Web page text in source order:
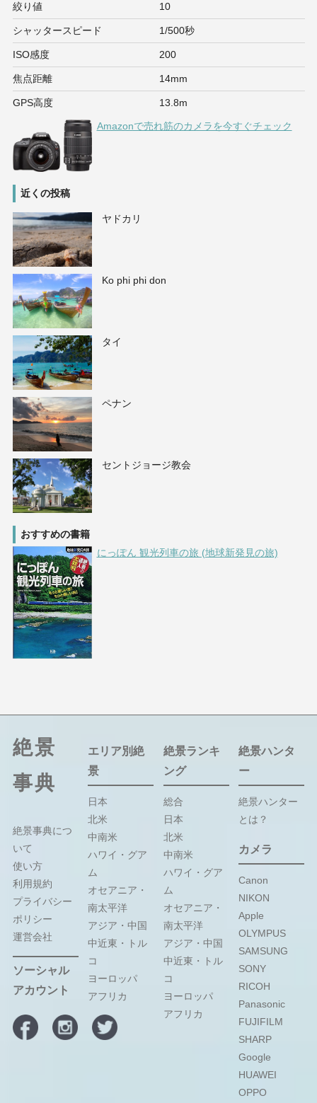
絞り値 10
シャッタースピード 1/500秒
ISO感度 200
焦点距離 14mm
GPS高度 13.8m
Amazonで売れ筋のカメラを今すぐチェック
近くの投稿
ヤドカリ
Ko phi phi don
タイ
ペナン
セントジョージ教会
おすすめの書籍
にっぽん 観光列車の旅 (地球新発見の旅)
絶景
事典
絶景事典につ
いて
使い方
利用規約
プライバシー
ポリシー
運営会社
ソーシャル
アカウント
エリア別絶
景
日本
北米
中南米
ハワイ・グア
ム
オセアニア・
南太平洋
アジア・中国
中近東・トル
コ
ヨーロッパ
アフリカ
絶景ランキ
ング
総合
日本
北米
中南米
ハワイ・グア
ム
オセアニア・
南太平洋
アジア・中国
中近東・トル
コ
ヨーロッパ
アフリカ
絶景ハンタ
ー
絶景ハンター
とは？
カメラ
Canon
NIKON
Apple
OLYMPUS
SAMSUNG
SONY
RICOH
Panasonic
FUJIFILM
SHARP
Google
HUAWEI
OPPO